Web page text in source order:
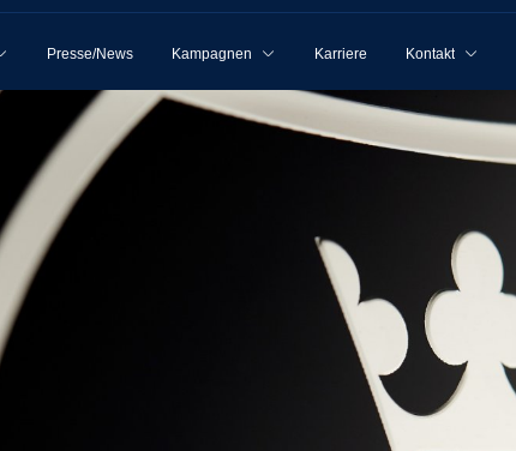
Presse/News Kampagnen Karriere Kontakt